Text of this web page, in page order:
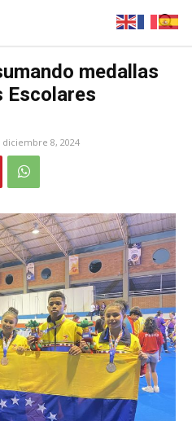
medallas
Escolares
diciembre 8, 2024